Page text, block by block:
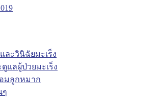
ละวินิฉัยมะเร็ง
แลผู้ป่วยมะเร็ง
อมลูกหมาก
ๆ